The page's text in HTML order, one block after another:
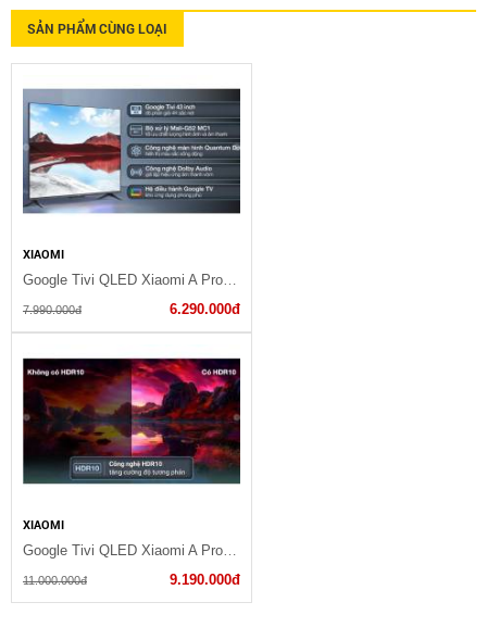
SẢN PHẨM CÙNG LOẠI
XIAOMI
Google Tivi QLED Xiaomi A Pro 4K 43 inch L43MA-SSEA 2025
7.990.000đ 6.290.000đ
XIAOMI
Google Tivi QLED Xiaomi A Pro 4K 55 inch L55MA-SSEA 2025
11.000.000đ 9.190.000đ